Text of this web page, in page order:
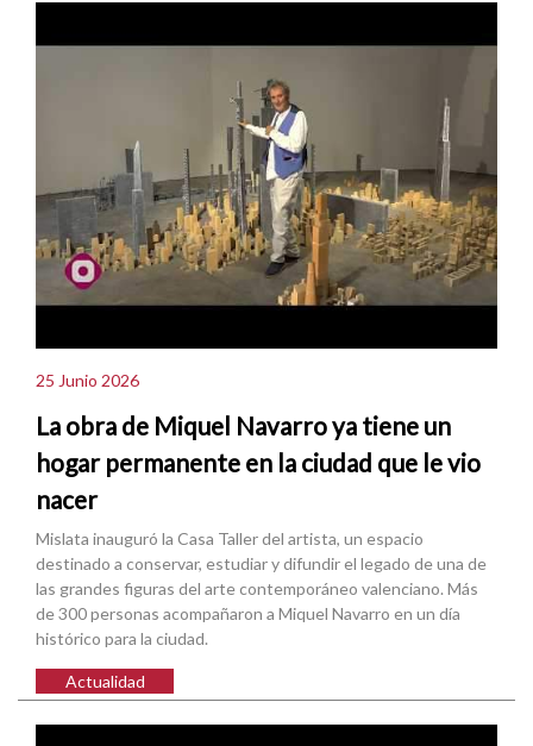
25 Junio 2026
La obra de Miquel Navarro ya tiene un
hogar permanente en la ciudad que le vio
nacer
Mislata inauguró la Casa Taller del artista, un espacio
destinado a conservar, estudiar y difundir el legado de una de
las grandes figuras del arte contemporáneo valenciano. Más
de 300 personas acompañaron a Miquel Navarro en un día
histórico para la ciudad.
Actualidad